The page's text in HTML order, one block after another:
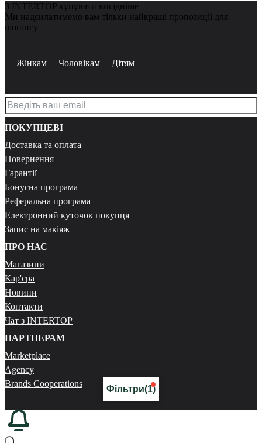
Фільтри(1)
З INTERTOP купувати вигідніше
Ми надсилатимемо вам тільки найкращі пропозиції для
шопінгу
Жінкам Чоловікам Дітям
ПОКУПЦЕВІ
Доставка та оплата
Повернення
Гарантії
Бонусна програма
Реферальна програма
Електронний куточок покупця
Запис на макіяж
ПРО НАС
Магазини
Кар'єра
Новини
Контакти
Чат з INTERTOP
ПАРТНЕРАМ
Marketplace
Agency
Brands Cooperations
ЗАВАНТАЖУЙ ДОДАТКИ